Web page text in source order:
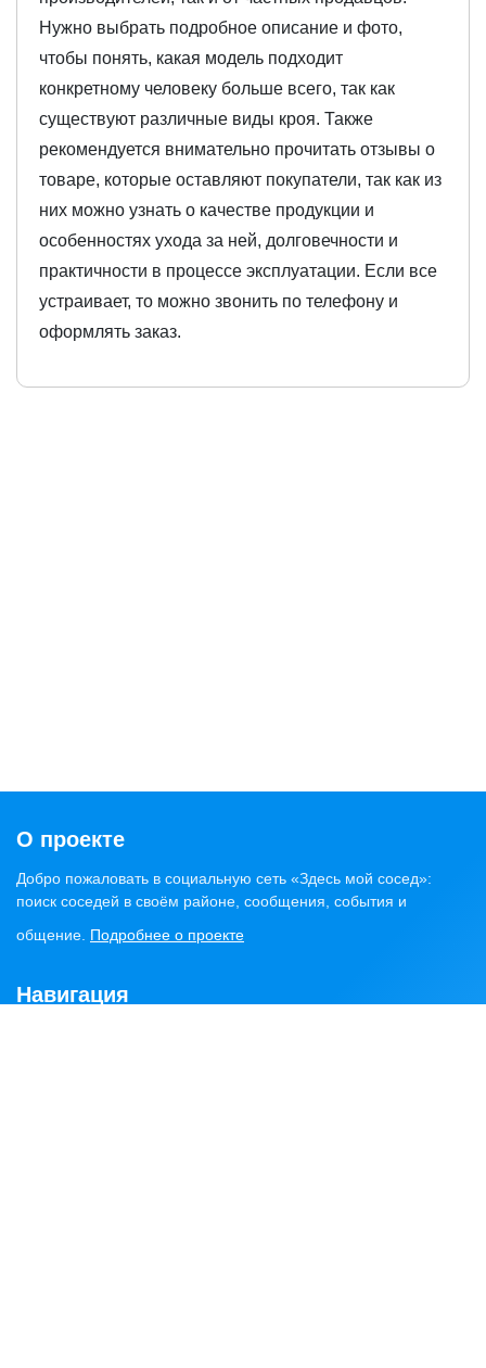
Нужно выбрать подробное описание и фото,
чтобы понять, какая модель подходит
конкретному человеку больше всего, так как
существуют различные виды кроя. Также
рекомендуется внимательно прочитать отзывы о
товаре, которые оставляют покупатели, так как из
них можно узнать о качестве продукции и
особенностях ухода за ней, долговечности и
практичности в процессе эксплуатации. Если все
устраивает, то можно звонить по телефону и
оформлять заказ.
О проекте
Добро пожаловать в социальную сеть «Здесь мой сосед»:
поиск соседей в своём районе, сообщения, события и
общение. Подробнее о проекте
Навигация